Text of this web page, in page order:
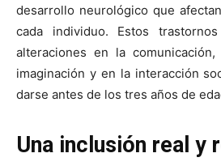
desarrollo neurológico que
cada individuo. Estos
alteraciones en la
imaginación y en la interacción
darse antes de los tres años de
Una inclusión real y